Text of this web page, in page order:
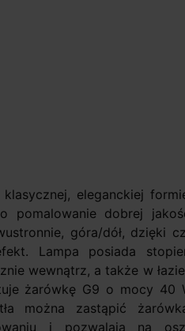
eleganckiej
pomalowanie dobrej
góra/dół, dzięki
Lampa posiada
wewnątrz, a także w
żarówkę G9 o mocy 40
można zastąpić
i pozwalają na